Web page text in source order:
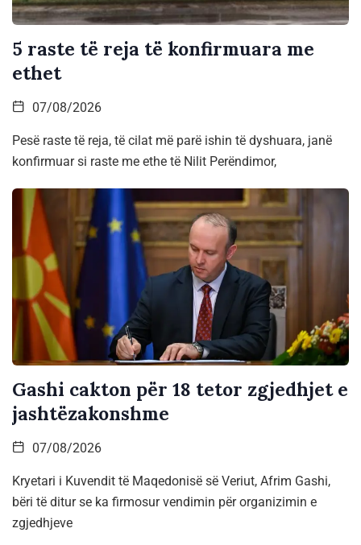
5 raste të reja të konfirmuara me
ethet
07/08/2026
Pesë raste të reja, të cilat më parë ishin të dyshuara, janë
konfirmuar si raste me ethe të Nilit Perëndimor,
Gashi cakton për 18 tetor zgjedhjet e
jashtëzakonshme
07/08/2026
Kryetari i Kuvendit të Maqedonisë së Veriut, Afrim Gashi,
bëri të ditur se ka firmosur vendimin për organizimin e
zgjedhjeve